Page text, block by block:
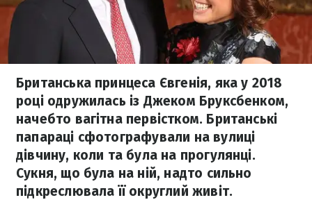
Британська принцеса Євгенія, яка у 2018
році одружилась із Джеком Бруксбенком,
начебто вагітна первістком. Британські
папараці сфотографували на вулиці
дівчину, коли та була на прогулянці.
Сукня, що була на ній, надто сильно
підкреслювала її округлий живіт.